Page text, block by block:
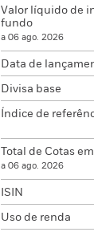
Valor líquido de
fundo
a 06 ago. 2026
Data de
Divisa base
Índice de
Total de Cotas
a 06 ago. 2026
ISIN
Uso de renda